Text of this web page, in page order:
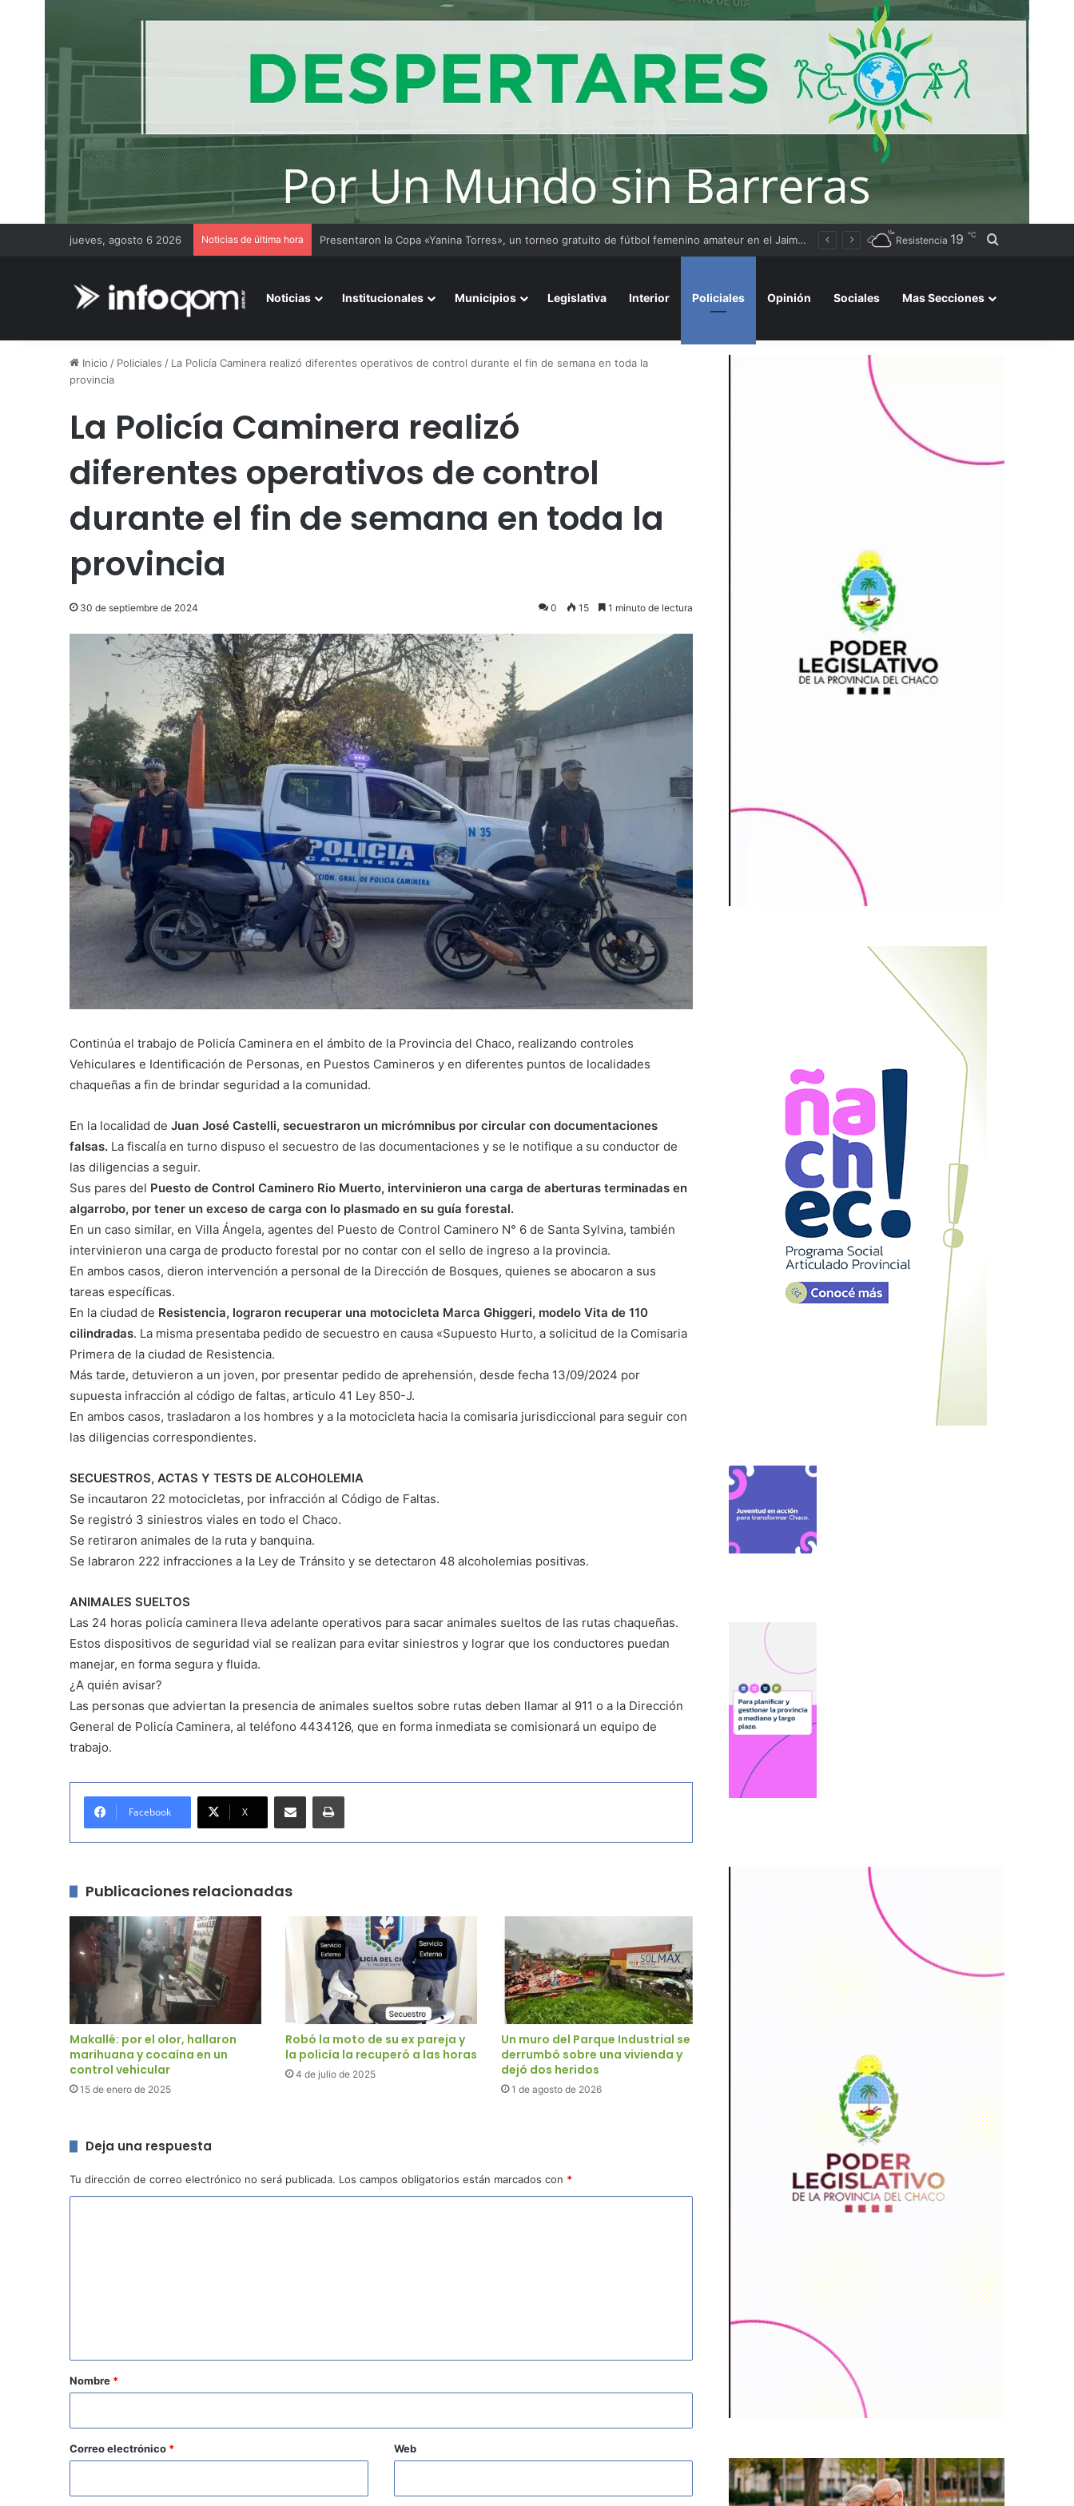
jueves, agosto 6 2026 Noticias de última hora Sameep realiza trabajos de dragado en Puerto Lavalle para asegurar la captación de agua del río Bermejo Resistencia 19 ℃ Buscar por
Noticias Institucionales Municipios Legislativa Interior Policiales Opinión Sociales Mas Secciones
Inicio / Policiales / La Policía Caminera realizó diferentes operativos de control durante el fin de semana en toda la
provincia
La Policía Caminera realizó
diferentes operativos de control
durante el fin de semana en toda la
provincia
30 de septiembre de 2024 0 15 1 minuto de lectura
Continúa el trabajo de Policía Caminera en el ámbito de la Provincia del Chaco, realizando controles
Vehiculares e Identificación de Personas, en Puestos Camineros y en diferentes puntos de localidades
chaqueñas a fin de brindar seguridad a la comunidad.
En la localidad de Juan José Castelli, secuestraron un micrómnibus por circular con documentaciones
falsas. La fiscalía en turno dispuso el secuestro de las documentaciones y se le notifique a su conductor de
las diligencias a seguir.
Sus pares del Puesto de Control Caminero Rio Muerto, intervinieron una carga de aberturas terminadas en
algarrobo, por tener un exceso de carga con lo plasmado en su guía forestal.
En un caso similar, en Villa Ángela, agentes del Puesto de Control Caminero N° 6 de Santa Sylvina, también
intervinieron una carga de producto forestal por no contar con el sello de ingreso a la provincia.
En ambos casos, dieron intervención a personal de la Dirección de Bosques, quienes se abocaron a sus
tareas específicas.
En la ciudad de Resistencia, lograron recuperar una motocicleta Marca Ghiggeri, modelo Vita de 110
cilindradas. La misma presentaba pedido de secuestro en causa «Supuesto Hurto, a solicitud de la Comisaria
Primera de la ciudad de Resistencia.
Más tarde, detuvieron a un joven, por presentar pedido de aprehensión, desde fecha 13/09/2024 por
supuesta infracción al código de faltas, articulo 41 Ley 850-J.
En ambos casos, trasladaron a los hombres y a la motocicleta hacia la comisaria jurisdiccional para seguir con
las diligencias correspondientes.
SECUESTROS, ACTAS Y TESTS DE ALCOHOLEMIA
Se incautaron 22 motocicletas, por infracción al Código de Faltas.
Se registró 3 siniestros viales en todo el Chaco.
Se retiraron animales de la ruta y banquina.
Se labraron 222 infracciones a la Ley de Tránsito y se detectaron 48 alcoholemias positivas.
ANIMALES SUELTOS
Las 24 horas policía caminera lleva adelante operativos para sacar animales sueltos de las rutas chaqueñas.
Estos dispositivos de seguridad vial se realizan para evitar siniestros y lograr que los conductores puedan
manejar, en forma segura y fluida.
¿A quién avisar?
Las personas que adviertan la presencia de animales sueltos sobre rutas deben llamar al 911 o a la Dirección
General de Policía Caminera, al teléfono 4434126, que en forma inmediata se comisionará un equipo de
trabajo.
Facebook X
Publicaciones relacionadas
Makallé: por el olor, hallaron
marihuana y cocaína en un
control vehicular
15 de enero de 2025
Robó la moto de su ex pareja y
la policía la recuperó a las horas
4 de julio de 2025
Un muro del Parque Industrial se
derrumbó sobre una vivienda y
dejó dos heridos
1 de agosto de 2026
Deja una respuesta
Tu dirección de correo electrónico no será publicada. Los campos obligatorios están marcados con *
r
o
*
Nombre *
Correo electrónico * Web